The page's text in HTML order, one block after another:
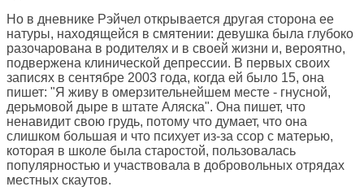
Но в дневнике Рэйчел открывается другая сторона ее
натуры, находящейся в смятении: девушка была глубоко
разочарована в родителях и в своей жизни и, вероятно,
подвержена клинической депрессии. В первых своих
записях в сентябре 2003 года, когда ей было 15, она
пишет: "Я живу в омерзительнейшем месте - гнусной,
дерьмовой дыре в штате Аляска". Она пишет, что
ненавидит свою грудь, потому что думает, что она
слишком большая и что психует из-за ссор с матерью,
которая в школе была старостой, пользовалась
популярностью и участвовала в добровольных отрядах
местных скаутов.